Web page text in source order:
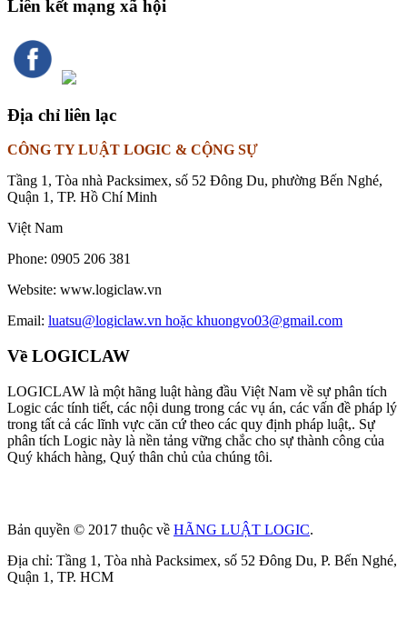
Liên kết mạng xã hội
Địa chỉ liên lạc
CÔNG TY LUẬT LOGIC & CỘNG SỰ
Tầng 1, Tòa nhà Packsimex, số 52 Đông Du, phường Bến Nghé,
Quận 1, TP. Hồ Chí Minh
Việt Nam
Phone: 0905 206 381
Website: www.logiclaw.vn
Email: luatsu@logiclaw.vn hoặc khuongvo03@gmail.com
Về LOGICLAW
LOGICLAW là một hãng luật hàng đầu Việt Nam về sự phân tích
Logic các tính tiết, các nội dung trong các vụ án, các vấn đề pháp lý
trong tất cả các lĩnh vực căn cứ theo các quy định pháp luật,. Sự
phân tích Logic này là nền tảng vững chắc cho sự thành công của
Quý khách hàng, Quý thân chủ của chúng tôi.
Bản quyền © 2017 thuộc về HÃNG LUẬT LOGIC.
Địa chỉ: Tầng 1, Tòa nhà Packsimex, số 52 Đông Du, P. Bến Nghé,
Quận 1, TP. HCM